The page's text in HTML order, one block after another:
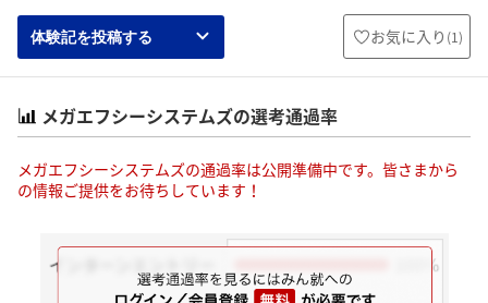
体験記を投稿する お気に入り (1)
メガエフシーシステムズの選考通過率
メガエフシーシステムズの通過率は公開準備中です。皆さまから
の情報ご提供をお待ちしています！